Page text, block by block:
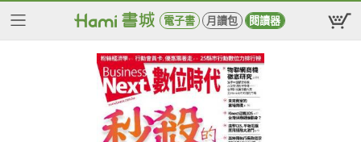
電子書 月讀包 閱讀器